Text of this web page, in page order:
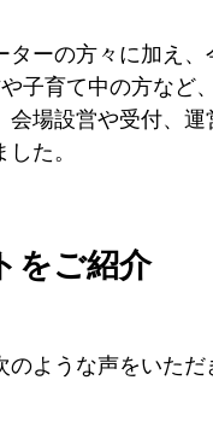
ーの方々に加え、
子育て中の方など
会場設営や受付、運
た。
をご紹介
ような声をいただ